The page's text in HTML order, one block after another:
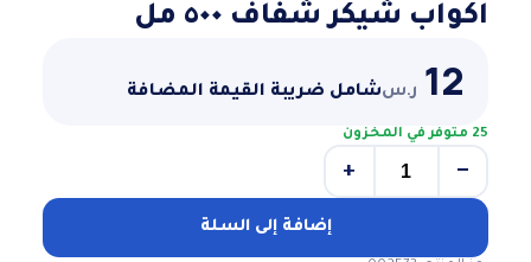
اكواب شيكر شفاف ٥٠٠ مل
12 ر.سشامل ضريبة القيمة المضافة
25 متوفر في المخزون
اكواب
شفاف
−
+
إضافة إلى السلة